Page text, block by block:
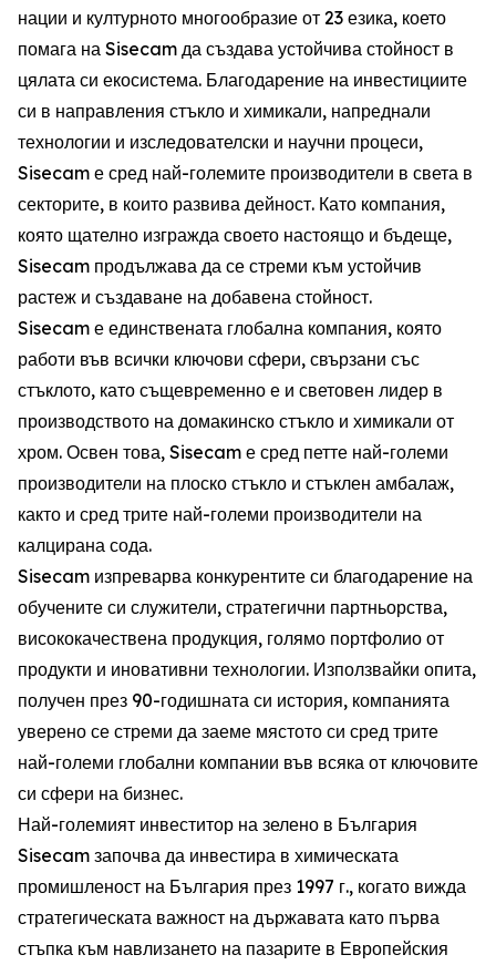
нации и културното многообразие от 23 езика, което
помага на Sisecam да създава устойчива стойност в
цялата си екосистема. Благодарение на инвестициите
си в направления стъкло и химикали, напреднали
технологии и изследователски и научни процеси,
Sisecam е сред най-големите производители в света в
секторите, в които развива дейност. Като компания,
която щателно изгражда своето настоящо и бъдеще,
Sisecam продължава да се стреми към устойчив
растеж и създаване на добавена стойност.
Sisecam е единствената глобална компания, която
работи във всички ключови сфери, свързани със
стъклото, като същевременно е и световен лидер в
производството на домакинско стъкло и химикали от
хром. Освен това, Sisecam е сред петте най-големи
производители на плоско стъкло и стъклен амбалаж,
както и сред трите най-големи производители на
калцирана сода.
Sisecam изпреварва конкурентите си благодарение на
обучените си служители, стратегични партньорства,
висококачествена продукция, голямо портфолио от
продукти и иновативни технологии. Използвайки опита,
получен през 90-годишната си история, компанията
уверено се стреми да заеме мястото си сред трите
най-големи глобални компании във всяка от ключовите
си сфери на бизнес.
Най-големият инвеститор на зелено в България
Sisecam започва да инвестира в химическата
промишленост на България през 1997 г., когато вижда
стратегическата важност на държавата като първа
стъпка към навлизането на пазарите в Европейския